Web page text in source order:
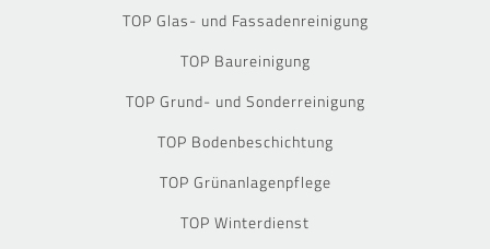
TOP Glas- und Fassadenreinigung
TOP Baureinigung
TOP Grund- und Sonderreinigung
TOP Bodenbeschichtung
TOP Grünanlagenpflege
TOP Winterdienst